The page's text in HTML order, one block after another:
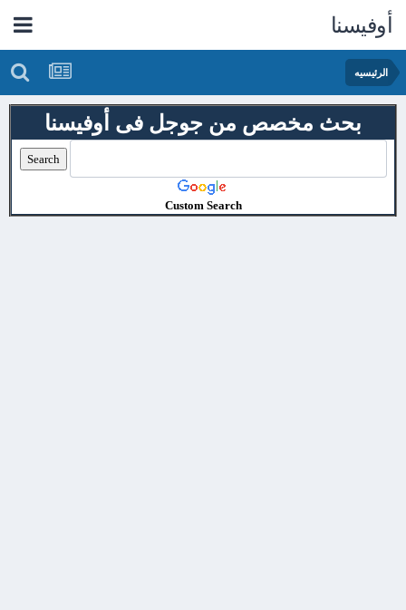
أوفيسنا
الرئيسيه
بحث مخصص من جوجل فى أوفيسنا
Custom Search